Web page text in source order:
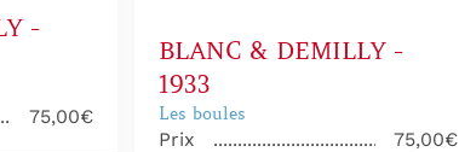
-
75,00€
BLANC & DEMILLY -
1933
Les boules
Prix 75,00€